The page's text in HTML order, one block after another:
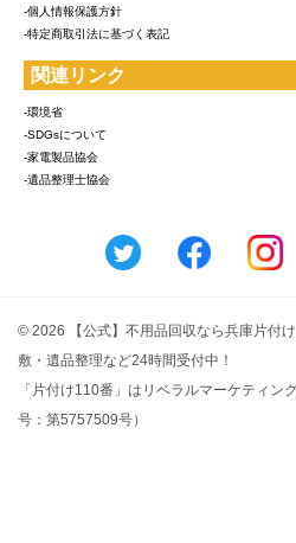
-個人情報保護方針
-特定商取引法に基づく表記
関連リンク
-環境省
-SDGsについて
-家電製品協会
-遺品整理士協会
© 2026 【公式】不用品回収なら兵庫片付
敷・遺品整理など24時間受付中！
「片付け110番」はリベラルマーケティン
号：第5757509号）